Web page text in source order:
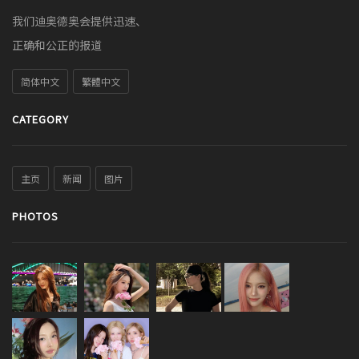
我们迪奥德奥会提供迅速、
正确和公正的报道
简体中文 繁體中文
CATEGORY
主页 新闻 图片
PHOTOS